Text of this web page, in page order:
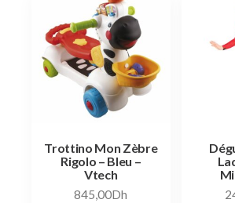
Trottino Mon Zèbre
Rigolo – Bleu –
Vtech
845,00Dh